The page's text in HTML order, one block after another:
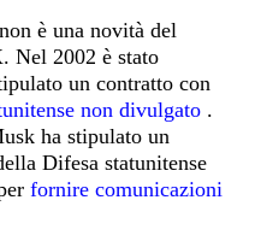
è una novità del
Nel 2002 è stato
un contratto con
non divulgato .
ha stipulato un
Difesa statunitense
fornire comunicazioni